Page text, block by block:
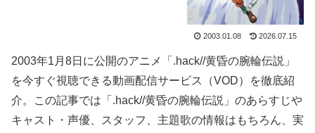
2003.01.08 2026.07.15
2003年1月8日に公開のアニメ「.hack//黄昏の腕輪伝説」
を今すぐ視聴できる動画配信サービス（VOD）を徹底紹
介。この記事では「.hack//黄昏の腕輪伝説」のあらすじや
キャスト・声優、スタッフ、主題歌の情報はもちろん、実